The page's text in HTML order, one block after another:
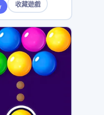
收藏遊戲